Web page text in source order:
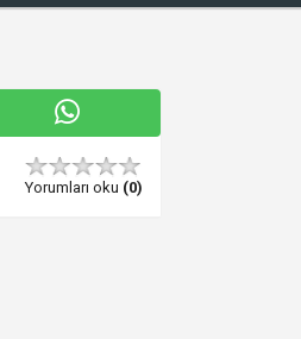
Yorumları oku (0)